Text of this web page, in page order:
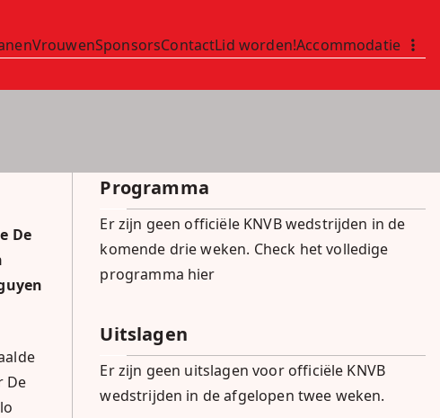
VrouwenSponsorsContactLid worden!Accommodatie
De
De
Programma
Er zijn geen officiële KNVB wedstrijden in de
komende drie weken. Check het volledige
programma hier
Uitslagen
Er zijn geen uitslagen voor officiële KNVB
wedstrijden in de afgelopen twee weken.